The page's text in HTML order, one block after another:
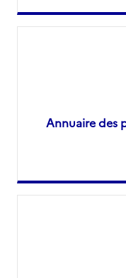
Annuaire des